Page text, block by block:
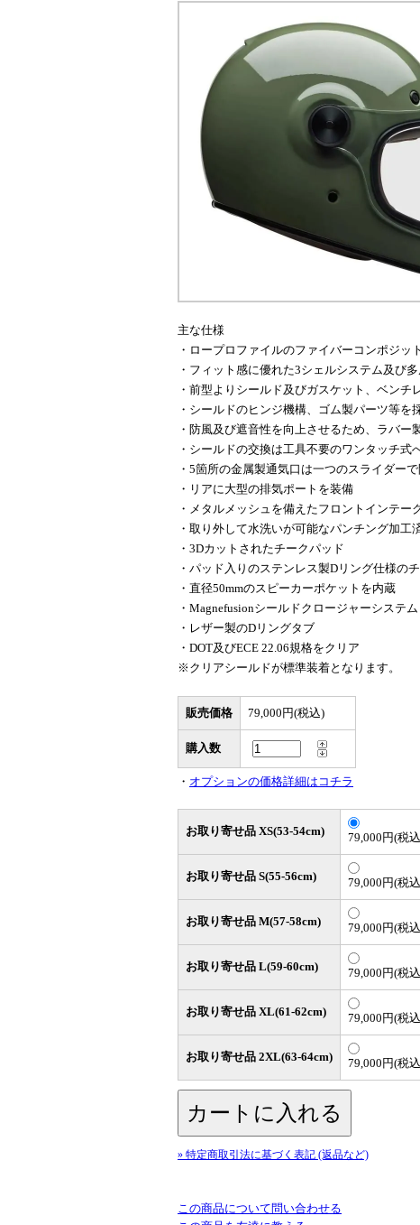
主な仕様
・ロープロファイルのファイバーコンポジッ
・フィット感に優れた3シェルシステム及び
・前型よりシールド及びガスケット、ベン
・シールドのヒンジ機構、ゴム製パーツ等
・防風及び遮音性を向上させるため、ラバー
・シールドの交換は工具不要のワンタッチ式
・5箇所の金属製通気口は一つのスライダー
・リアに大型の排気ポートを装備
・メタルメッシュを備えたフロントインテー
・取り外して水洗いが可能なパンチング加工
・3Dカットされたチークパッド
・パッド入りのステンレス製Dリング仕様の
・直径50mmのスピーカーポケットを内蔵
・Magnefusionシールドクロージャーシステム
・レザー製のDリングタブ
・DOT及びECE 22.06規格をクリア
※クリアシールドが標準装着となります。
販売価格 79,000円(税込)
購入数
・ オプションの価格詳細はコチラ
お取り寄せ品 XS(53-54cm) 79,000円(税
お取り寄せ品 S(55-56cm) 79,000円(税
お取り寄せ品 M(57-58cm) 79,000円(税
お取り寄せ品 L(59-60cm) 79,000円(税
お取り寄せ品 XL(61-62cm) 79,000円(税
お取り寄せ品 2XL(63-64cm) 79,000円(税
» 特定商取引法に基づく表記 (返品など)
この商品について問い合わせる